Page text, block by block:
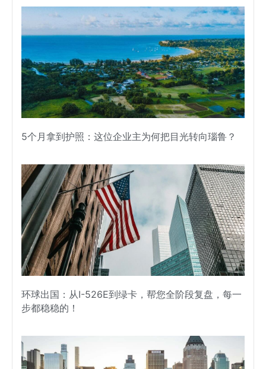
5个月拿到护照：这位企业主为何把目光转向瑙鲁？
环球出国：从I-526E到绿卡，帮您全阶段复盘，每一
步都稳稳的！